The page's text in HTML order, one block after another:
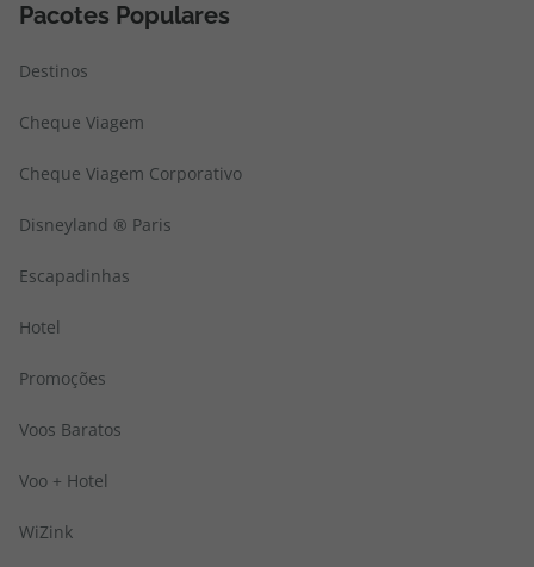
Pacotes Populares
Destinos
Cheque Viagem
Cheque Viagem Corporativo
Disneyland ® Paris
Escapadinhas
Hotel
Promoções
Voos Baratos
Voo + Hotel
WiZink